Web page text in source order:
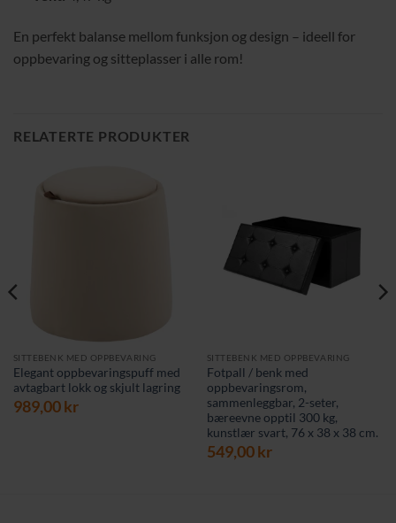
En perfekt balanse mellom funksjon og design – ideell for
oppbevaring og sitteplasser i alle rom!
RELATERTE PRODUKTER
SITTEBENK MED OPPBEVARING
Elegant oppbevaringspuff med
avtagbart lokk og skjult lagring
989,00kr
SITTEBENK MED OPPBEVARING
Fotpall / benk med
oppbevaringsrom,
sammenleggbar, 2-seter,
bæreevne opptil 300 kg,
kunstlær svart, 76 x 38 x 38 cm.
549,00kr